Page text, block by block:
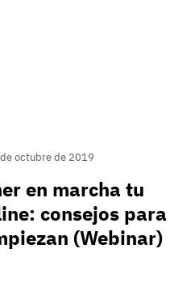
octubre de 2019
en marcha tu
consejos para
(Webinar)